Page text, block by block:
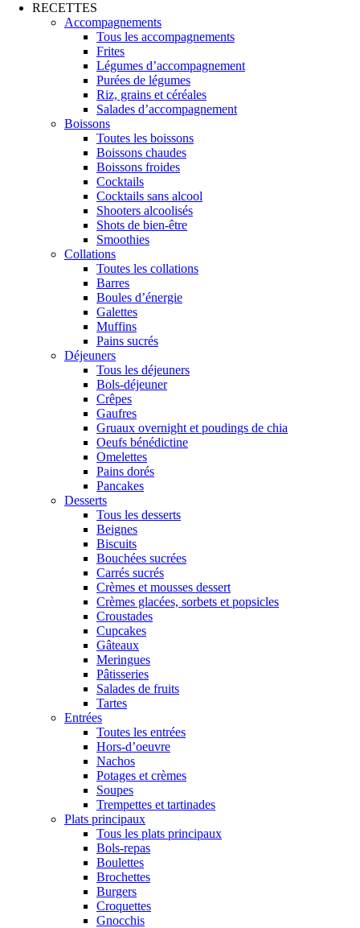
RECETTES
Accompagnements
Tous les accompagnements
Frites
Légumes d’accompagnement
Purées de légumes
Riz, grains et céréales
Salades d’accompagnement
Boissons
Toutes les boissons
Boissons chaudes
Boissons froides
Cocktails
Cocktails sans alcool
Shooters alcoolisés
Shots de bien-être
Smoothies
Collations
Toutes les collations
Barres
Boules d’énergie
Galettes
Muffins
Pains sucrés
Déjeuners
Tous les déjeuners
Bols-déjeuner
Crêpes
Gaufres
Gruaux overnight et poudings de chia
Oeufs bénédictine
Omelettes
Pains dorés
Pancakes
Desserts
Tous les desserts
Beignes
Biscuits
Bouchées sucrées
Carrés sucrés
Crèmes et mousses dessert
Crèmes glacées, sorbets et popsicles
Croustades
Cupcakes
Gâteaux
Meringues
Pâtisseries
Salades de fruits
Tartes
Entrées
Toutes les entrées
Hors-d’oeuvre
Nachos
Potages et crèmes
Soupes
Trempettes et tartinades
Plats principaux
Tous les plats principaux
Bols-repas
Boulettes
Brochettes
Burgers
Croquettes
Gnocchis